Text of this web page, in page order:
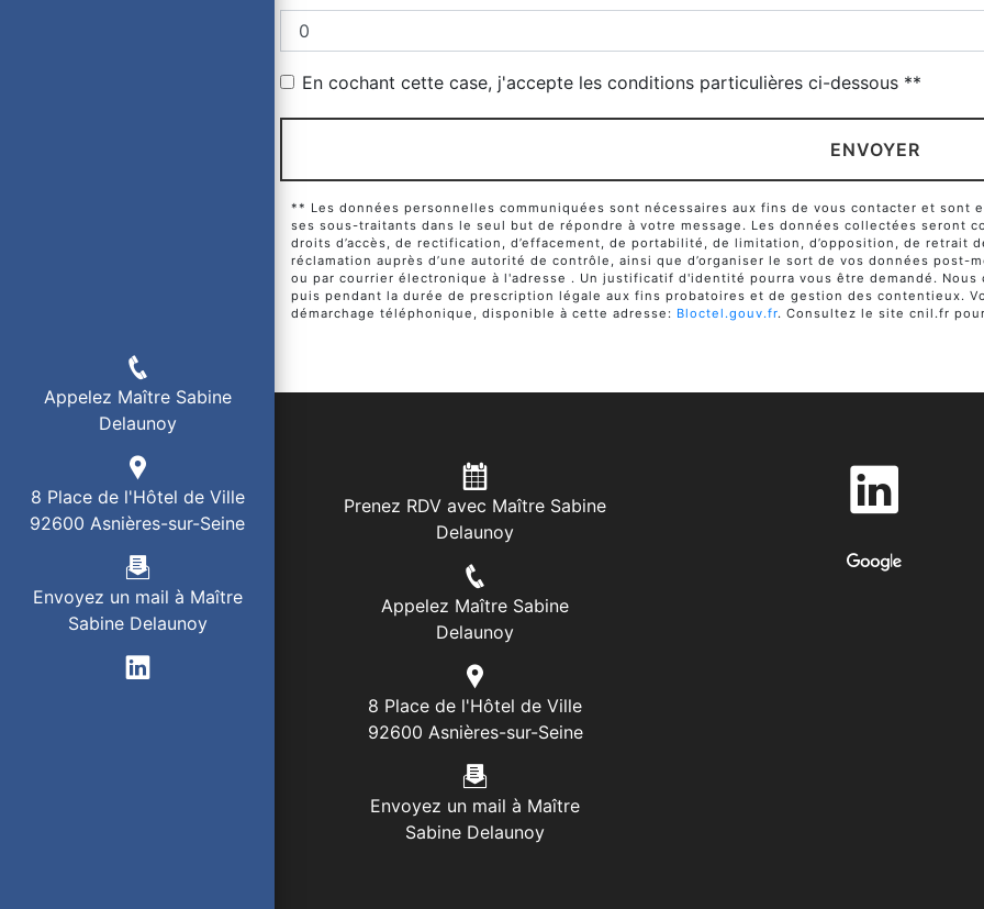
Appelez Maître Sabine
Delaunoy
8 Place de l'Hôtel de Ville
92600 Asnières-sur-Seine
Envoyez un mail à Maître
Sabine Delaunoy
En cochant cette case, j'accepte les conditions particulières ci-dessous **
ENVOYER
** Les données personnelles communiquées sont nécessaires aux fins de vous contacter et
ses sous-traitants dans le seul but de répondre à votre message. Les données collectées seront
droits d’accès, de rectification, d’effacement, de portabilité, de limitation, d’opposition, de
réclamation auprès d’une autorité de contrôle, ainsi que d’organiser le sort de vos données
ou par courrier électronique à l'adresse . Un justificatif d'identité pourra vous être demandé.
puis pendant la durée de prescription légale aux fins probatoires et de gestion des contentieux.
démarchage téléphonique, disponible à cette adresse: Bloctel.gouv.fr. Consultez le site cnil.fr
Prenez RDV avec Maître Sabine
Delaunoy
Appelez Maître Sabine
Delaunoy
8 Place de l'Hôtel de Ville
92600 Asnières-sur-Seine
Envoyez un mail à Maître
Sabine Delaunoy